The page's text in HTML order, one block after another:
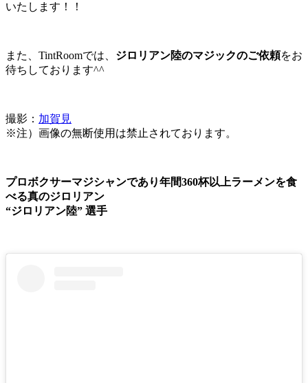
いたします！！
また、TintRoomでは、 ジロリアン陸のマジックのご依頼をお
待ちしております^^
撮影： 加賀見
※注）画像の無断使用は禁止されております。
プロボクサーマジシャンであり年間360杯以上ラーメンを食
べる真のジロリアン
“ジロリアン陸” 選手